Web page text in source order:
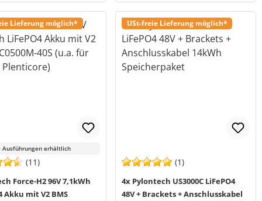
Lieferung möglich*
Ausführungen erhältlich
(11)
Force-H2 96V 7,1kWh
Akku mit V2 BMS
USt-freie Lieferung möglich*
(1)
4x Pylontech US3000C LiFePO4
48V + Brackets + Anschlusskabel